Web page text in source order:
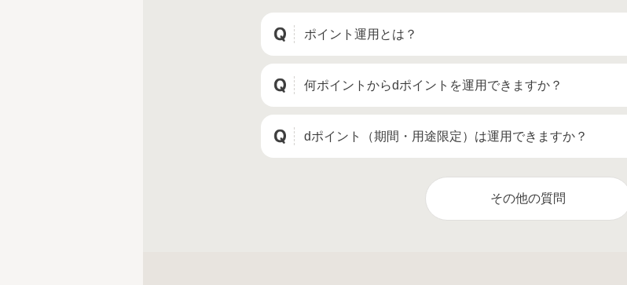
ポイント運用とは？
何ポイントからdポイントを運用できますか？
dポイント（期間・用途限定）は運用できますか？
その他の質問